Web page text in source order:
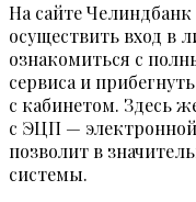
На сайте
осуществить вход в
ознакомиться с
сервиса и
с кабинетом. Здесь
с ЭЦП —
позволит в
системы.